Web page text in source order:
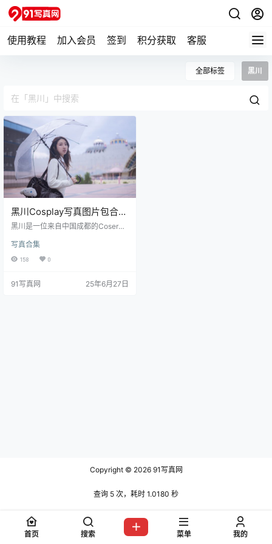
使用教程 加入会员 签到 积分获取 客服
全部标签 黑川
黑川Cosplay写真图片包合集
[Cosplay][持续更新]
黑川是一位来自中国成都的Coser。
征：身高165cm，体重46kg左右，
巨蟹座。长相甜美可爱，五官精致，
肌肤白皙，有着中国古典美女的脸
质。 Cosplay 经历：大学期间在朋
写真合集
158 0
91写真网 25年6月27日
Copyright © 202691写真网
查询 5 次，耗时 1.0180 秒
首页 搜索 菜单 我的